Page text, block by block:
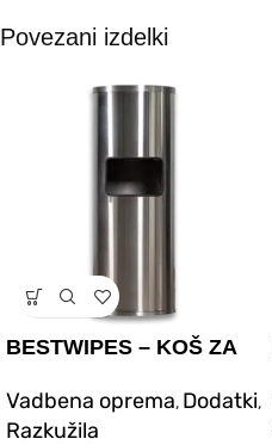
Povezani izdelki
BESTWIPES – KOŠ ZA
ROBČKE
Vadbena oprema, Dodatki,
Razkužila